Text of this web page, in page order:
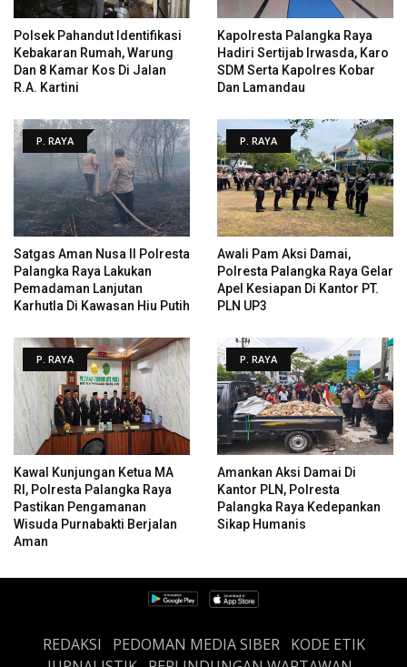
Polsek Pahandut Identifikasi
Kebakaran Rumah, Warung
Dan 8 Kamar Kos Di Jalan
R.A. Kartini
Kapolresta Palangka Raya
Hadiri Sertijab Irwasda, Karo
SDM Serta Kapolres Kobar
Dan Lamandau
P. RAYA
Satgas Aman Nusa II Polresta
Palangka Raya Lakukan
Pemadaman Lanjutan
Karhutla Di Kawasan Hiu Putih
P. RAYA
Awali Pam Aksi Damai,
Polresta Palangka Raya Gelar
Apel Kesiapan Di Kantor PT.
PLN UP3
P. RAYA
Kawal Kunjungan Ketua MA
RI, Polresta Palangka Raya
Pastikan Pengamanan
Wisuda Purnabakti Berjalan
Aman
P. RAYA
Amankan Aksi Damai Di
Kantor PLN, Polresta
Palangka Raya Kedepankan
Sikap Humanis
REDAKSI PEDOMAN MEDIA SIBER
KODE ETIK